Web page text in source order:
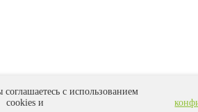
с использованием
cookies и